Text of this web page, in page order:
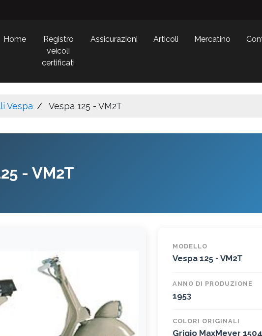
Home
Registro
veicoli
certificati
Assicurazioni Articoli Mercatino
Vespa Vespa 125 - VM2T
- VM2T
MODELLO
Vespa 125 - VM2T
ANNO DI PRODUZIONE
1953
COLORI ORIGINALI
Grigio MaxMeyer